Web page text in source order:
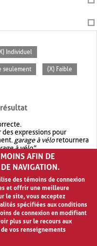
Individuel
seulement (X) Faible
expressions pour
garage à véloretournera
à vélo".
avec OR.garage OR vélo
quegarage à vélo
AFIN DE
DE NAVIGATION.
des témoins de connexion
et offrir une meilleure
le site, vous acceptez
spécifiées aux conditions
de connexion en modifiant
plus sur le recours aux
vos renseignements